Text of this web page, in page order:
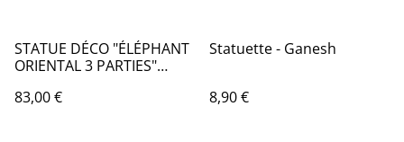
STATUE DÉCO "ÉLÉPHANT
ORIENTAL 3 PARTIES"
83,00 €
Statuette - Ganesh
8,90 €